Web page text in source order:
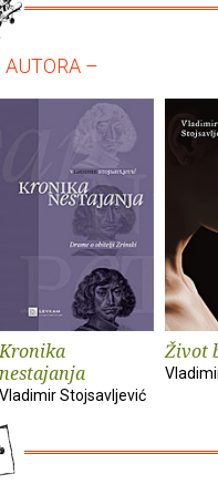
AUTORA –
Kronika
nestajanja
Vladimir Stojsavljević
Život